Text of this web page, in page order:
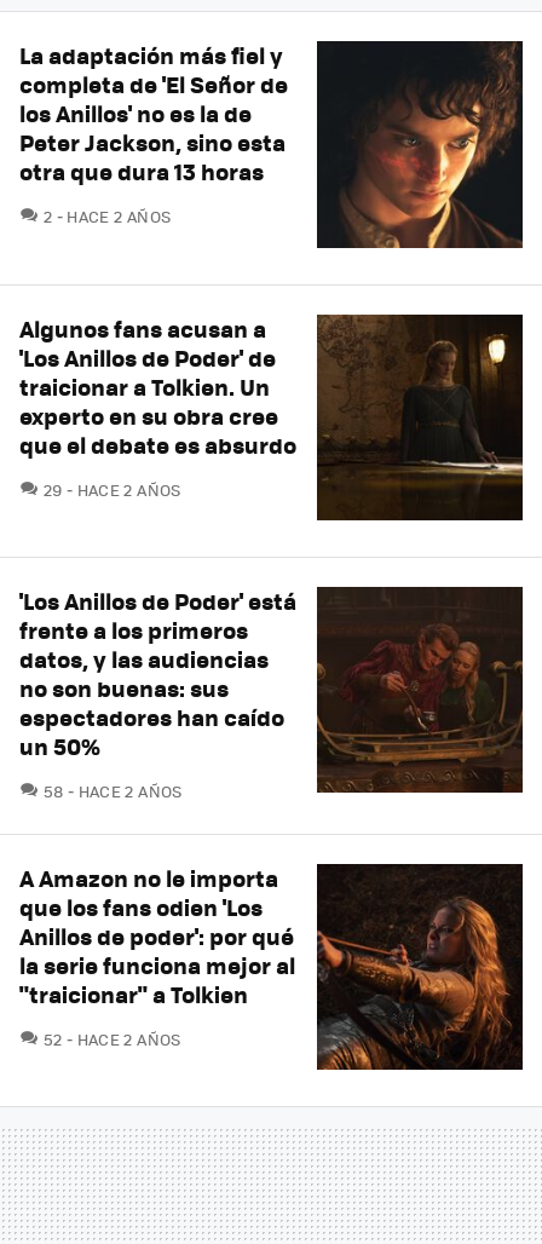
La adaptación más fiel y
completa de 'El Señor de
los Anillos' no es la de
Peter Jackson, sino esta
otra que dura 13 horas
2 COMENTARIOS
HACE 2 AÑOS
Algunos fans acusan a
'Los Anillos de Poder' de
traicionar a Tolkien. Un
experto en su obra cree
que el debate es absurdo
29 COMENTARIOS
HACE 2 AÑOS
'Los Anillos de Poder' está
frente a los primeros
datos, y las audiencias
no son buenas: sus
espectadores han caído
un 50%
58 COMENTARIOS
HACE 2 AÑOS
A Amazon no le importa
que los fans odien 'Los
Anillos de poder': por qué
la serie funciona mejor al
"traicionar" a Tolkien
52 COMENTARIOS
HACE 2 AÑOS